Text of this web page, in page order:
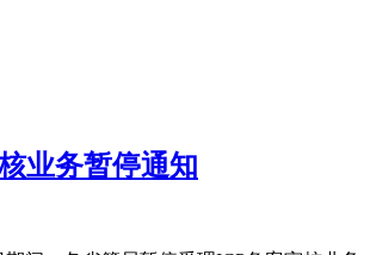
业务暂停通知